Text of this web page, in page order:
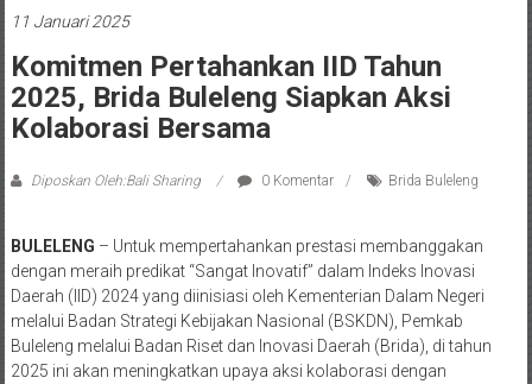
11 Januari 2025
Komitmen Pertahankan IID Tahun
2025, Brida Buleleng Siapkan Aksi
Kolaborasi Bersama
Diposkan Oleh:Bali Sharing 0 Komentar Brida Buleleng
BULELENG – Untuk mempertahankan prestasi membanggakan
dengan meraih predikat “Sangat Inovatif” dalam Indeks Inovasi
Daerah (IID) 2024 yang diinisiasi oleh Kementerian Dalam Negeri
melalui Badan Strategi Kebijakan Nasional (BSKDN), Pemkab
Buleleng melalui Badan Riset dan Inovasi Daerah (Brida), di tahun
2025 ini akan meningkatkan upaya aksi kolaborasi dengan